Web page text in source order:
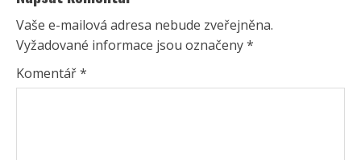
Vaše e-mailová adresa nebude zveřejněna.
Vyžadované informace jsou označeny*
Komentář*